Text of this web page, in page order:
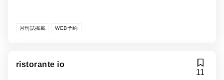
月刊誌掲載 WEB予約
ristorante io
11